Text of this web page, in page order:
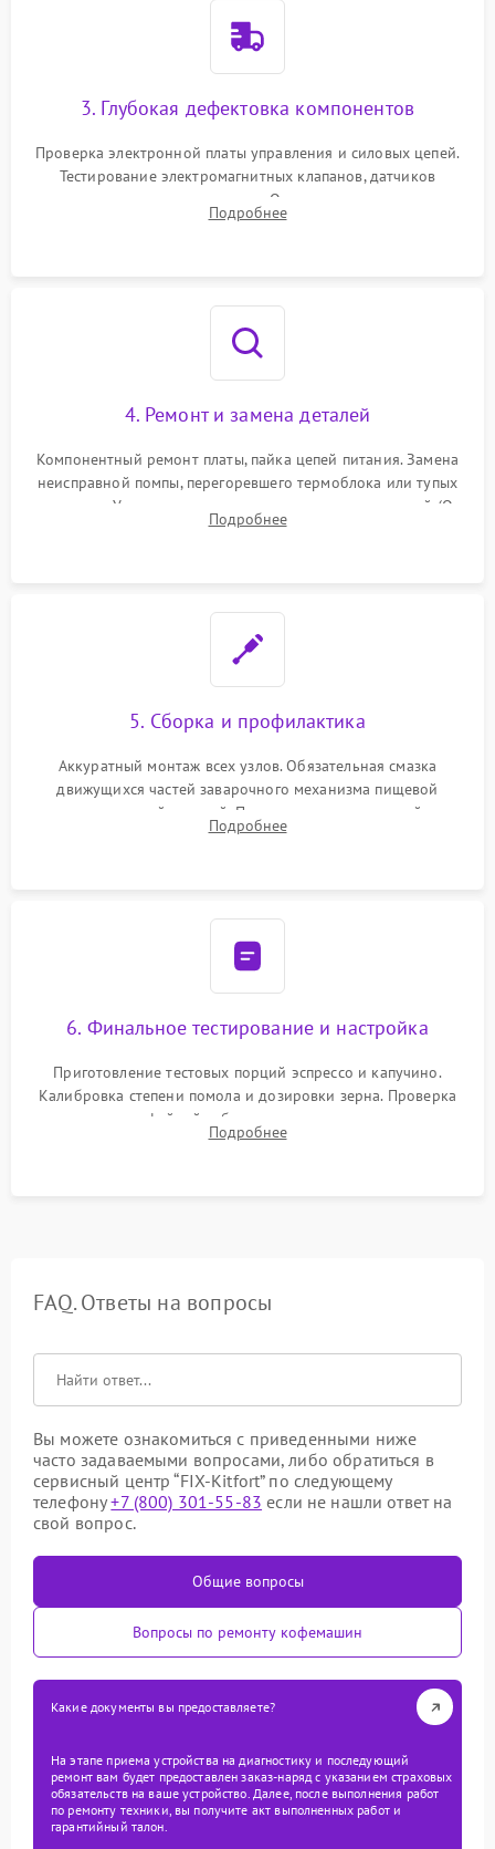
3. Глубокая дефектовка компонентов
Проверка электронной платы управления и силовых цепей.
Тестирование электромагнитных клапанов, датчиков
температуры и расходомера. Оценка степени износа
жерновов кофемолки, уплотнительных колец гидросистемы
Подробнее
4. Ремонт и замена деталей
Компонентный ремонт платы, пайка цепей питания. Замена
неисправной помпы, перегоревшего термоблока или тупых
жерновов. Установка новых силиконовых уплотнителей (O-
ring) и тефлоновых трубок для надежного устранения
Подробнее
5. Сборка и профилактика
Аккуратный монтаж всех узлов. Обязательная смазка
движущихся частей заварочного механизма пищевой
силиконовой смазкой. Проведение программной
декальцинации и очистки системы от кофейных масел.
Подробнее
6. Финальное тестирование и настройка
Приготовление тестовых порций эспрессо и капучино.
Калибровка степени помола и дозировки зерна. Проверка
плотности кофейной таблетки, температуры напитка и
качества молочной пены. Контроль отсутствия посторонних
Подробнее
FAQ. Ответы на вопросы
Вы можете ознакомиться с приведенными ниже
часто задаваемыми вопросами, либо обратиться в
сервисный центр “FIX-Kitfort” по следующему
телефону+7 (800) 301-55-83 если не нашли ответ на
свой вопрос.
Общие вопросы
Вопросы по ремонту кофемашин
Какие документы вы предоставляете?
На этапе приема устройства на диагностику и последующий
ремонт вам будет предоставлен заказ-наряд с указанием страховых
обязательств на ваше устройство. Далее, после выполнения работ
по ремонту техники, вы получите акт выполненных работ и
гарантийный талон.